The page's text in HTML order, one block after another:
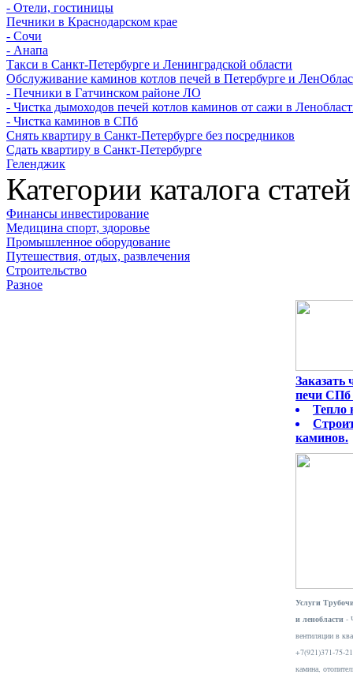
- Отели, гостиницы
Печники в Краснодарском крае
- Сочи
- Анапа
Такси в Санкт-Петербурге и Ленинградской области
Обслуживание каминов котлов печей в Петербурге и
- Печники в Гатчинском районе ЛО
- Чистка дымоходов печей котлов каминов от сажи в
- Чистка каминов в СПб
Снять квартиру в Санкт-Петербурге без посредников
Сдать квартиру в Санкт-Петербурге
Геленджик
Категории каталога статей
Финансы инвестирование
Медицина спорт, здоровье
Промышленное оборудование
Путешествия, отдых, развлечения
Строительство
Разное
Заказать
печи СПб
Тепло
каминов.
Услуги
и ленобласти -
вентиляции в
+7(921)371-75-
камина,